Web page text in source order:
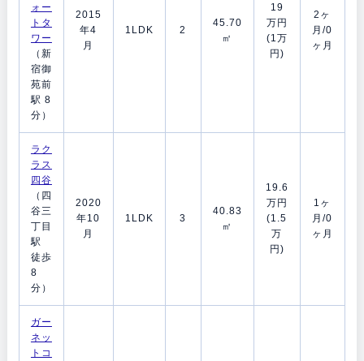
ォー
トタ
ワー
（新
宿御
苑前
駅 8
分）
2015
年4
月
1LDK 2
45.70
㎡
19
万円
(1万
円)
2ヶ
月/0
ヶ月
ラク
ラス
四谷
（四
谷三
丁目
駅
徒歩
8
分）
2020
年10
月
1LDK 3
40.83
㎡
19.6
万円
(1.5
万
円)
1ヶ
月/0
ヶ月
ガー
ネッ
トコ